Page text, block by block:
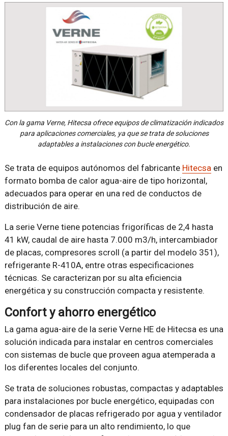
Con la gama Verne, Hitecsa ofrece equipos de climatización indicados
para aplicaciones comerciales, ya que se trata de soluciones
adaptables a instalaciones con bucle energético.
Se trata de equipos autónomos del fabricante Hitecsaen
formato bomba de calor agua-aire de tipo horizontal,
adecuados para operar en una red de conductos de
distribución de aire.
La serie Verne tiene potencias frigoríficas de 2,4 hasta
41 kW, caudal de aire hasta 7.000 m3/h, intercambiador
de placas, compresores scroll (a partir del modelo 351),
refrigerante R-410A, entre otras especificaciones
técnicas. Se caracterizan por su alta eficiencia
energética y su construcción compacta y resistente.
Confort y ahorro energético
La gama agua-aire de la serie Verne HE de Hitecsa es una
solución indicada para instalar en centros comerciales
con sistemas de bucle que proveen agua atemperada a
los diferentes locales del conjunto.
Se trata de soluciones robustas, compactas y adaptables
para instalaciones por bucle energético, equipadas con
condensador de placas refrigerado por agua y ventilador
plug fan de serie para un alto rendimiento, lo que